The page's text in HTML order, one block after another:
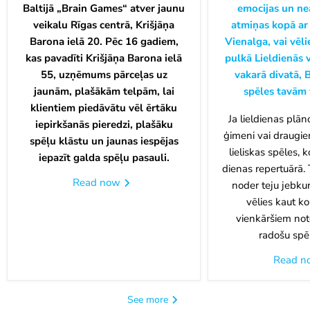
Baltijā „Brain Games“ atver jaunu
veikalu Rīgas centrā, Krišjāņa
Barona ielā 20. Pēc 16 gadiem,
kas pavadīti Krišjāņa Barona ielā
55, uzņēmums pārceļas uz
jaunām, plašākām telpām, lai
klientiem piedāvātu vēl ērtāku
iepirkšanās pieredzi, plašāku
spēļu klāstu un jaunas iespējas
iepazīt galda spēļu pasauli.
Read now
emocijas un
atmiņas kopā
Vienalga, vai
pulkā Lieldienās
vakarā divatā,
spēles tavām
Ja lieldienas
ģimeni vai
lieliskas spēles,
dienas repertuārā.
noder teju
vēlies kaut
vienkāršiem
radošu
Read
See more